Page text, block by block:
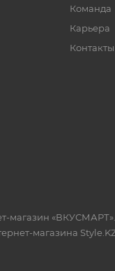
Команда
Карьера
Контакты
магазин
магазина